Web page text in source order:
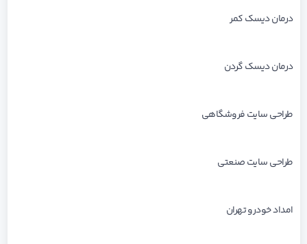
درمان دیسک کمر
درمان دیسک گردن
طراحی سایت فروشگاهی
طراحی سایت صنعتی
امداد خودرو تهران